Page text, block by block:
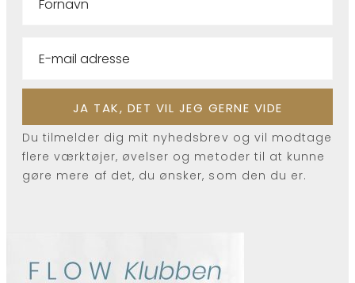
Du tilmelder dig mit nyhedsbrev og vil modtage
flere værktøjer, øvelser og metoder til at kunne
gøre mere af det, du ønsker, som den du er.